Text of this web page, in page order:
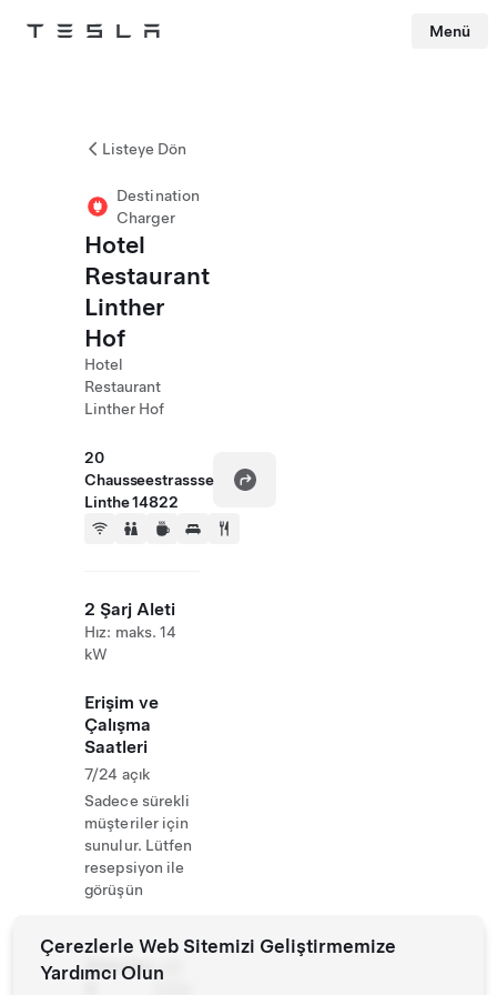
Tesla Menü
Listeye Dön
Destination
Charger
Hotel
Restaurant
Linther
Hof
Hotel
Restaurant
Linther Hof
20
Chausseestrassse
Linthe 14822
2 Şarj Aleti
Hız: maks. 14
kW
Erişim ve
Çalışma
Saatleri
7/24 açık
Sadece sürekli
müşteriler için
sunulur. Lütfen
resepsiyon ile
görüşün
Website+49
Çerezlerle Web Sitemizi Geliştirmemize
Yardımcı Olun